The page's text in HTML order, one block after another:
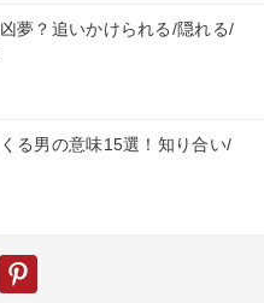
夢？追いかけられる/隠れる/
る男の意味15選！知り合い/